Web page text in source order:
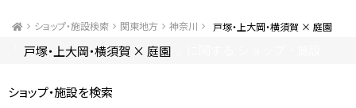
ショップ・施設検索 関東地方 神奈川
戸塚・上大岡・横須賀 × 庭園
戸塚・上大岡・横須賀 × 庭園
ショップ・施設を検索